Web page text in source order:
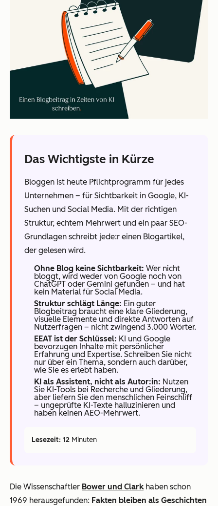
Das Wichtigste in Kürze
Bloggen ist heute Pflichtprogramm für jedes
Unternehmen – für Sichtbarkeit in Google, KI-
Suchen und Social Media. Mit der richtigen
Struktur, echtem Mehrwert und ein paar SEO-
Grundlagen schreibt jede:r einen Blogartikel,
der gelesen wird.
Ohne Blog keine Sichtbarkeit: Wer nicht
bloggt, wird weder von Google noch von
ChatGPT oder Gemini gefunden – und hat
kein Material für Social Media.
Struktur schlägt Länge: Ein guter
Blogbeitrag braucht eine klare Gliederung,
visuelle Elemente und direkte Antworten auf
Nutzerfragen – nicht zwingend 3.000 Wörter.
EEAT ist der Schlüssel: KI und Google
bevorzugen Inhalte mit persönlicher
Erfahrung und Expertise. Schreiben Sie nicht
nur über ein Thema, sondern auch darüber,
wie Sie es erlebt haben.
KI als Assistent, nicht als Autor:in: Nutzen
Sie KI-Tools bei Recherche und Gliederung,
aber liefern Sie den menschlichen Feinschliff
– ungeprüfte KI-Texte halluzinieren und
haben keinen AEO-Mehrwert.
Lesezeit: 12 Minuten
Die Wissenschaftler Bower und Clarkhaben schon
1969 herausgefunden: Fakten bleiben als Geschichten